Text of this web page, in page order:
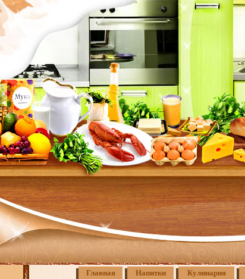
Главная Напитки Кулинария